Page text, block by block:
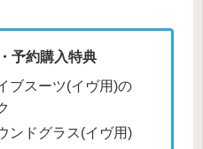
予約購入特典
ブスーツ(イヴ用)の
ンドグラス(イヴ用)